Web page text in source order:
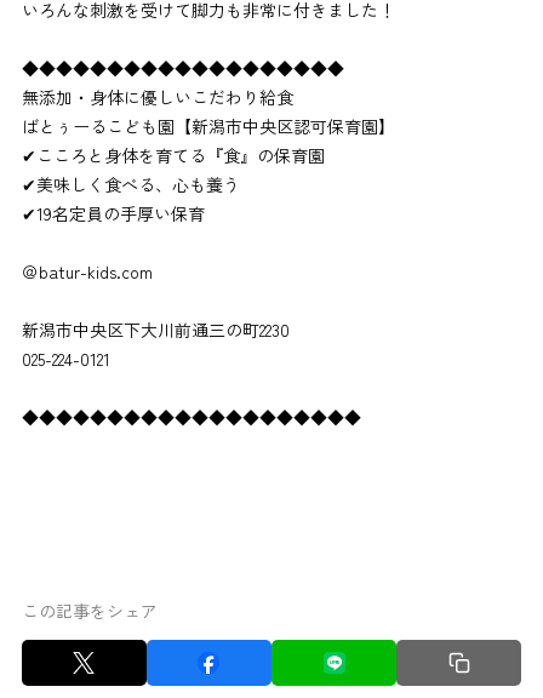
いろんな刺激を受けて脚力も非常に付きました！
◆◆◆◆◆◆◆◆◆◆◆◆◆◆◆◆◆◆◆
無添加・身体に優しいこだわり給食
ばとぅーるこども園【新潟市中央区認可保育園】
✔こころと身体を育てる『食』の保育園
✔美味しく食べる、心も養う
✔19名定員の手厚い保育
＠batur-kids.com
新潟市中央区下大川前通三の町2230
025-224-0121
◆◆◆◆◆◆◆◆◆◆◆◆◆◆◆◆◆◆◆◆
この記事をシェア